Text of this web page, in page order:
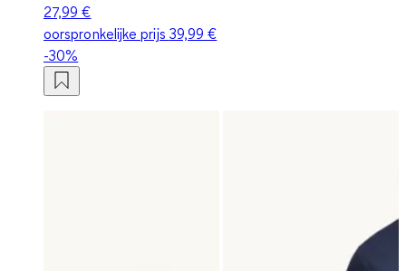
27,99 €
oorspronkelijke prijs 39,99 €
-30%